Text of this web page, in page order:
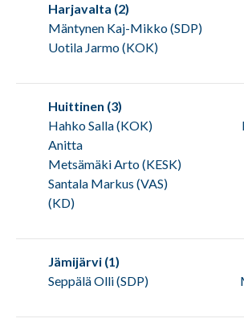
Harjavalta (2)
Mäntynen Kaj-Mikko (SDP)
Uotila Jarmo (KOK)
Huittinen (3)
Hahko Salla (KOK)
Anitta
Metsämäki Arto (KESK)
Santala Markus (VAS)
(KD)
Jämijärvi (1)
Seppälä Olli (SDP)